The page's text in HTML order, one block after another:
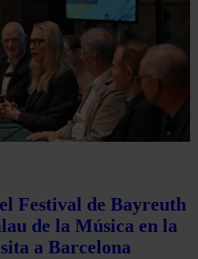
Festival de Bayreuth
de la Música en la
a Barcelona